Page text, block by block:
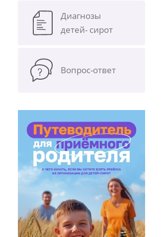
Диагнозы
детей- сирот
Вопрос-ответ